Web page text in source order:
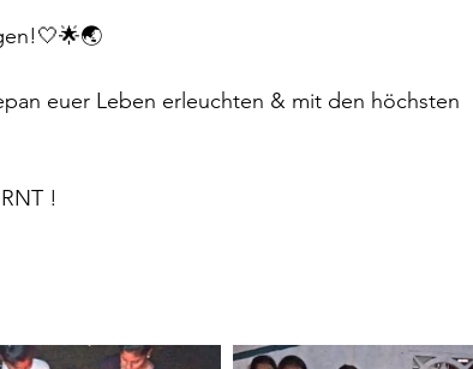
euer Leben erleuchten & mit den höchsten
!